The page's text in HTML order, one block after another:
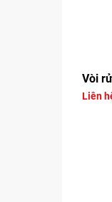
Vòi
Liên